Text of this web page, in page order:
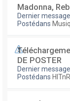
Madonna,
Dernier
Postédans
DE POSTER
Dernier
Postédans